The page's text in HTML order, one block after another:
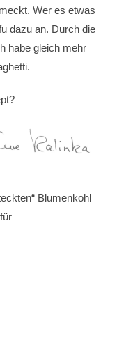
Wer es etwas
dazu an. Durch die
habe gleich mehr
Blumenkohl